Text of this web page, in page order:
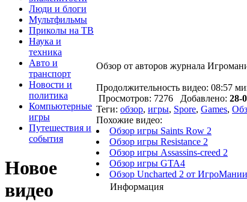
Люди и блоги
Мультфильмы
Приколы на ТВ
Наука и
техника
Авто и
транспорт
Новости и
политика
Компьютерные
игры
Путешествия и
события
Новое
видео
Обзор от авторов журнала
Продолжительность видео: 08:57
Просмотров: 7276 Добавлено: 28-
Теги: обзор, игры, Spore, Games,
Похожие видео:
Обзор игры Saints Row 2
Обзор игры Resistance 2
Обзор игры Assassins-creed 2
Обзор игры GTA4
Обзор Uncharted 2 от
Информация